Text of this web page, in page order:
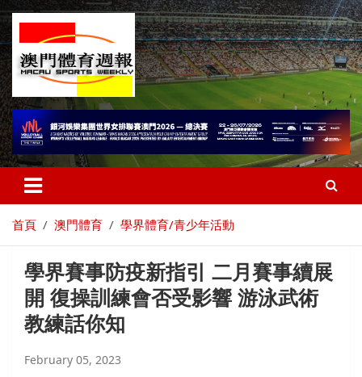
首頁 澳門體育 學界體育/青少年活動
學界賽事防疫新指引 二月賽事續展
開 復操訓練會否受影響 游泳武術
教練話你知
February 05, 2023